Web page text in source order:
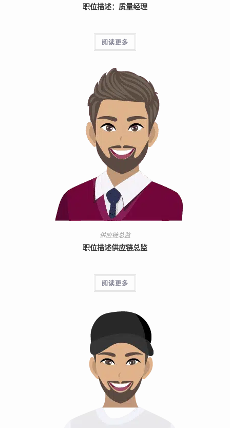
职位描述：质量经理
阅读更多
供应链总监
职位描述供应链总监
阅读更多